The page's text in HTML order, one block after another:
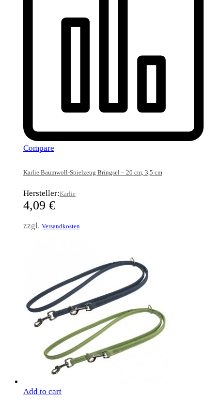
Compare
Karlie Baumwoll-Spielzeug Bringsel – 20 cm, 3,5 cm
Hersteller:Karlie
4,09 €
zzgl. Versandkosten
Add to cart